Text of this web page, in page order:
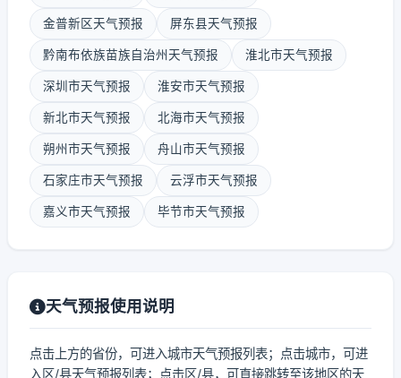
金普新区天气预报 屏东县天气预报
黔南布依族苗族自治州天气预报 淮北市天气预报
深圳市天气预报 淮安市天气预报
新北市天气预报 北海市天气预报
朔州市天气预报 舟山市天气预报
石家庄市天气预报 云浮市天气预报
嘉义市天气预报 毕节市天气预报
天气预报使用说明
点击上方的省份，可进入城市天气预报列表；点击城市，可进
入区/县天气预报列表；点击区/县，可直接跳转至该地区的天